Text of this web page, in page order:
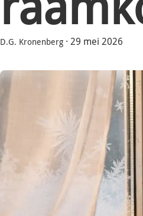
D.G. Kronenberg · 29 mei 2026